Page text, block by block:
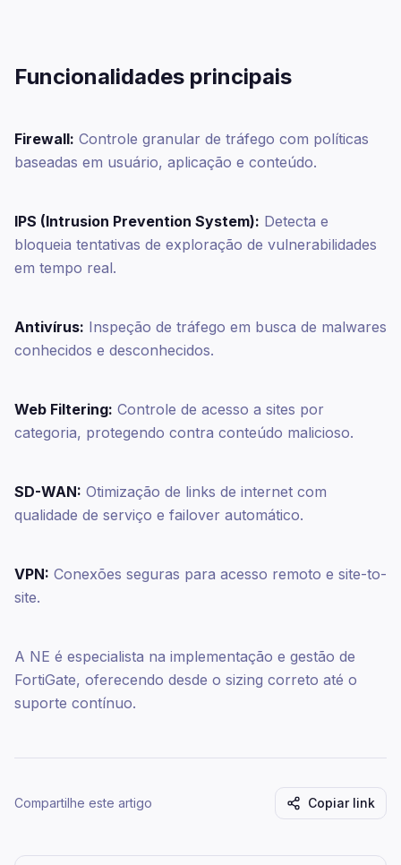
Funcionalidades principais
Firewall: Controle granular de tráfego com políticas
baseadas em usuário, aplicação e conteúdo.
IPS (Intrusion Prevention System): Detecta e
bloqueia tentativas de exploração de vulnerabilidades
em tempo real.
Antivírus: Inspeção de tráfego em busca de malwares
conhecidos e desconhecidos.
Web Filtering: Controle de acesso a sites por
categoria, protegendo contra conteúdo malicioso.
SD-WAN: Otimização de links de internet com
qualidade de serviço e failover automático.
VPN: Conexões seguras para acesso remoto e site-to-
site.
A NE é especialista na implementação e gestão de
FortiGate, oferecendo desde o sizing correto até o
suporte contínuo.
Compartilhe este artigo Copiar link